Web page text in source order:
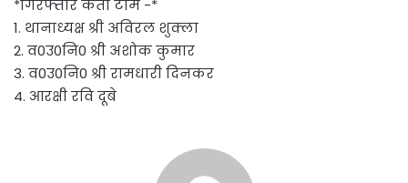
*गिरफ्तार कर्ता टीम -*
1. थानाध्यक्ष श्री अविरल शुक्ला
2. व0उ0नि0 श्री अशोक कुमार
3. व0उ0नि0 श्री रामधारी दिनकर
4. आरक्षी रवि दूबे